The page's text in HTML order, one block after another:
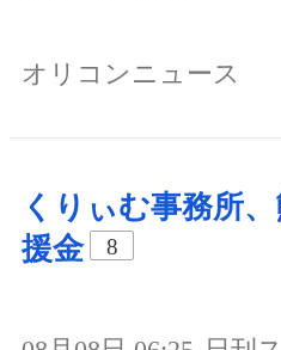
オリコンニュース
くりぃむ事務所
援金
8